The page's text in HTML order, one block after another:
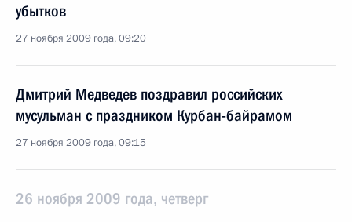
убытков
27 ноября 2009 года, 09:20
Дмитрий Медведев поздравил российских
мусульман с праздником Курбан-байрамом
27 ноября 2009 года, 09:15
26 ноября 2009 года, четверг